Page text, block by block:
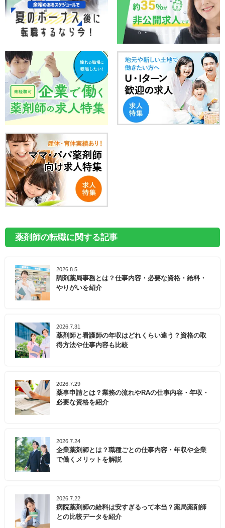
薬剤師の転職に関する記事
2026.8.5
調剤薬局事務とは？仕事内容・必要な資格・給料・
やりがいを紹介
2026.7.31
薬剤師と看護師の年収はどれくらい違う？資格の取
得方法や仕事内容も比較
2026.7.29
薬事申請とは？業務の流れやRAの仕事内容・年収・
必要な資格を紹介
2026.7.24
企業薬剤師とは？職種ごとの仕事内容・年収や企業
で働くメリットを解説
2026.7.22
病院薬剤師の給料は安すぎるって本当？薬局薬剤師
との比較データを紹介